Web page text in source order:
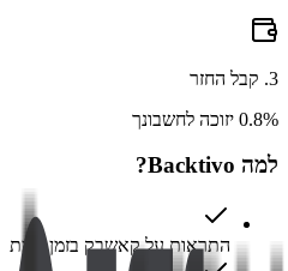
3
. קבל החזר
0.8% יזוכה לחשבונך
למה Backtivo?
התראות על קאשבק בזמן אמת